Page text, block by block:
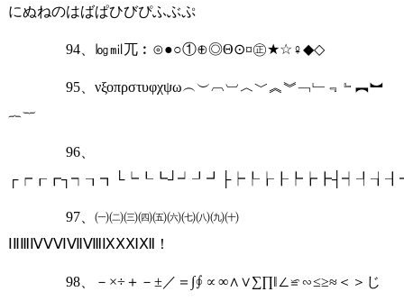
にぬねのはばぱひびぴふぶぷ
94、㏒㏕兀︰⊙●○①⊕◎Θ⊙¤㊣★☆♀◆◇
95、νξοπρστυφχψω︵︶︹︺︿﹀︽︾﹁﹂﹃﹄︻︼
︷︸
96、
97、㈠㈡㈢㈣㈤㈥㈦㈧㈨㈩
ⅠⅡⅢⅣⅤⅥⅦⅧⅨⅩⅪⅫ！
98、－×÷＋－±／＝∫∮∝∞∧∨∑∏‖∠≌∽≤≥≈＜＞じ